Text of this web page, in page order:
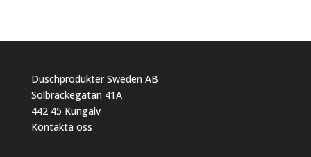
Duschprodukter Sweden AB
Solbräckegatan 41A
442 45 Kungälv
Kontakta oss